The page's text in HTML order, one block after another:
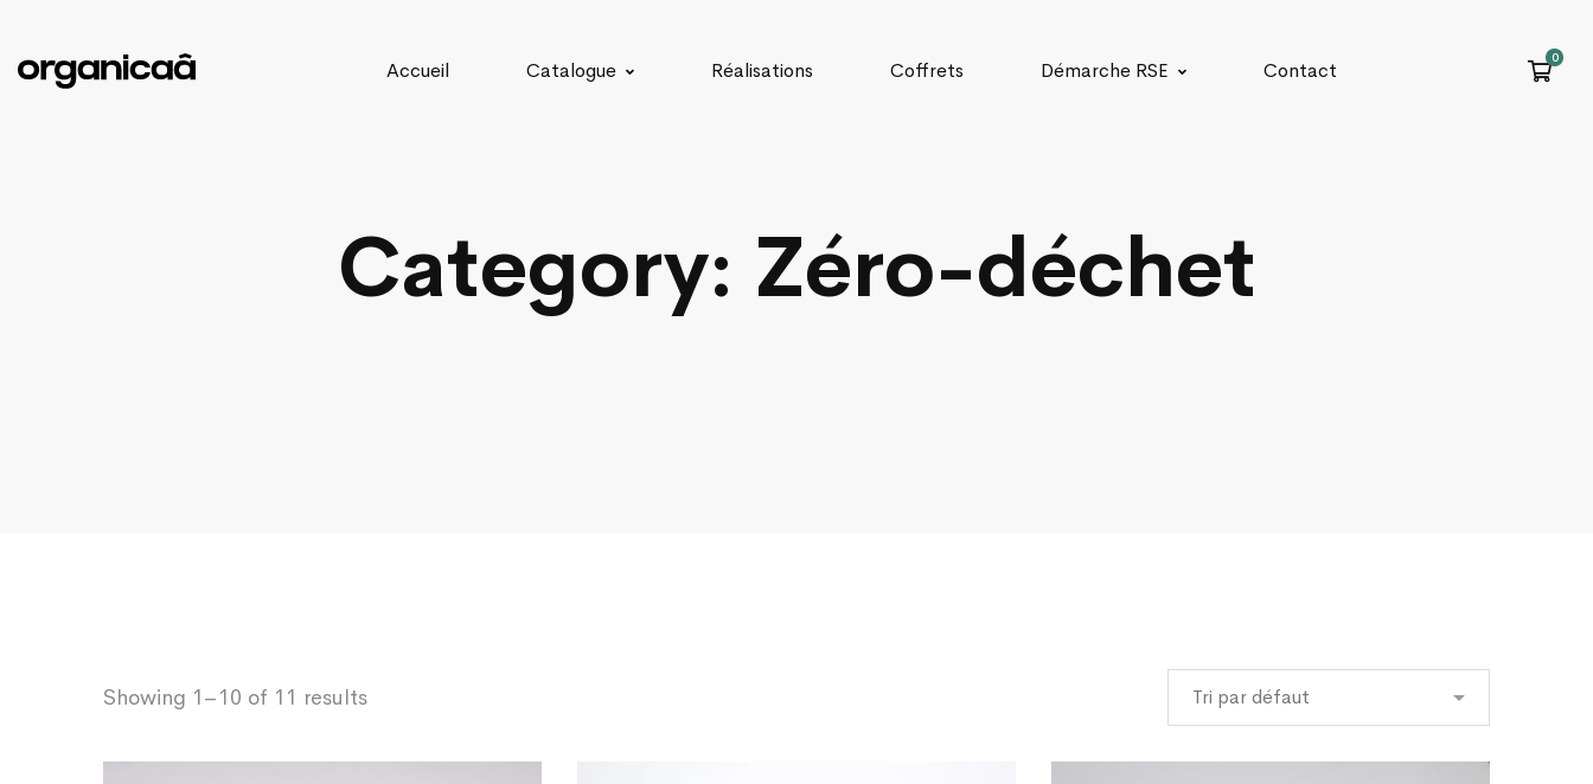
Accueil Catalogue Réalisations Coffrets Démarche RSE Contact
Category: Zéro-déchet
Showing 1–10 of 11 results